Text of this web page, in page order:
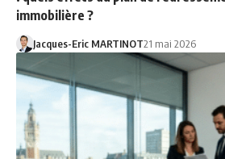
immobilière ?
Jacques-Eric MARTINOT21 mai 2026